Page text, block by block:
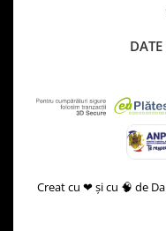
Creat cu ❤ și cu 🧠 de